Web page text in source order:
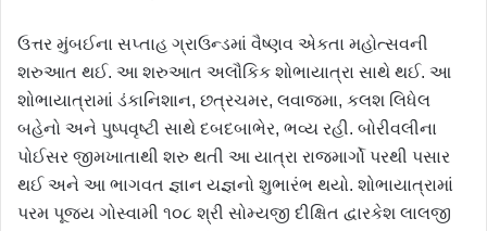
ઉત્તર મુંબઈના સપ્તાહ ગ્રાઉન્ડમાં વૈષ્ણવ એકતા મહોત્સવની
શરુઆત થઈ. આ શરુઆત અલૌકિક શોભાયાત્રા સાથે થઈ. આ
શોભાયાત્રામાં ડંકાનિશાન, છત્રચમર, લવાજમા, કલશ લિધેલ
બહેનો અને પુષ્પવૃષ્ટી સાથે દબદબાભેર, ભવ્ય રહી. બોરીવલીના
પોઈસર જીમખાતાથી શરુ થતી આ યાત્રા રાજમાર્ગો પરથી પસાર
થઈ અને આ ભાગવત જ્ઞાન યજ્ઞનો શુભારંભ થયો. શોભાયાત્રામાં
પરમ પૂજ્ય ગોસ્વામી ૧૦૮ શ્રી સોમ્યજી દીક્ષિત દ્વારકેશ લાલજી